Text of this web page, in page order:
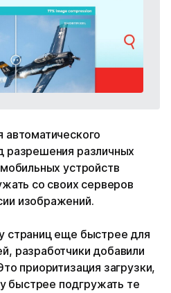
автоматического
разрешения различных
устройств
со своих серверов
изображений.
страниц еще быстрее для
разработчики добавили
приоритизация загрузки,
быстрее подгружать те